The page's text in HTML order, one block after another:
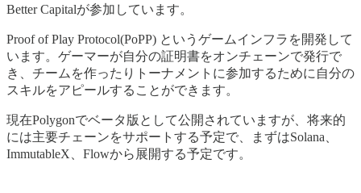
Better Capitalが参加しています。
Proof of Play Protocol(PoPP) というゲームインフラを開発して
います。ゲーマーが自分の証明書をオンチェーンで発行で
き、チームを作ったりトーナメントに参加するために自分の
スキルをアピールすることができます。
現在Polygonでベータ版として公開されていますが、将来的
には主要チェーンをサポートする予定で、まずはSolana、
ImmutableX、Flowから展開する予定です。